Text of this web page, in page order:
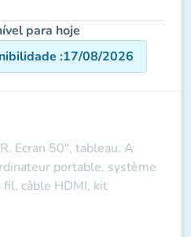
para hoje
:17/08/2026
Ecran 50", tableau. A
portable, système
fil, câble HDMI, kit